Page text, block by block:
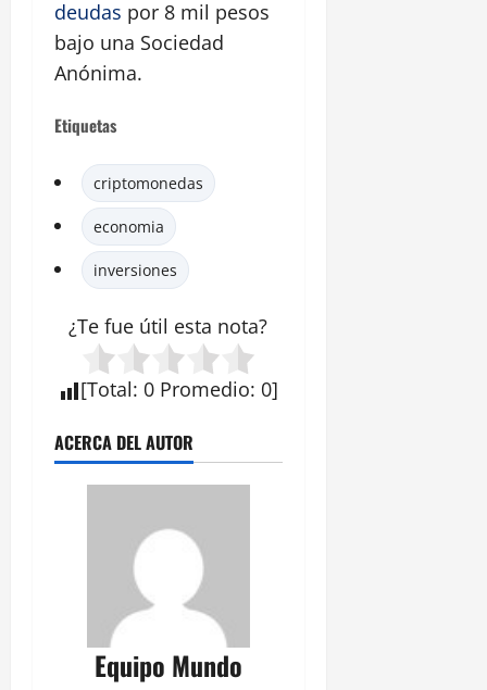
deudas por 8 mil pesos
bajo una Sociedad
Anónima.
Etiquetas
criptomonedas
economia
inversiones
¿Te fue útil esta nota?
[Total: 0 Promedio: 0]
ACERCA DEL AUTOR
Equipo Mundo